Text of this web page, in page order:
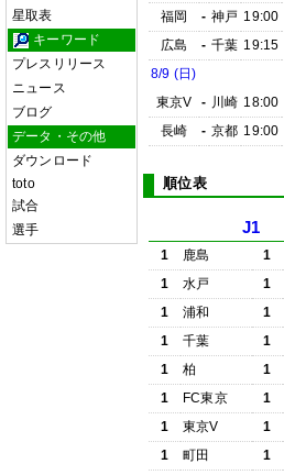
星取表
キーワード
プレスリリース
ニュース
ブログ
データ・その他
ダウンロード
toto
試合
選手
福岡
- 神戸 19:00
広島
- 千葉 19:15
8/9 (日)
東京V
- 川崎 18:00
長崎
- 京都 19:00
順位表
J1
1 鹿島 1
1
水戸 1
1
浦和 1
1
千葉 1
1
柏 1
1
FC東京 1
1
東京V 1
1
町田 1